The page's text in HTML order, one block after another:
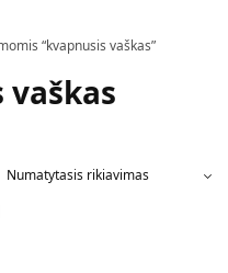
“kvapnusis vaškas”
vaškas